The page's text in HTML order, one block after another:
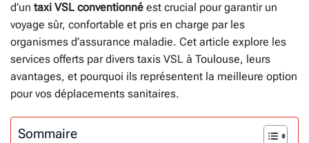
d’un taxi VSL conventionné est crucial pour garantir un
voyage sûr, confortable et pris en charge par les
organismes d’assurance maladie. Cet article explore les
services offerts par divers taxis VSL à Toulouse, leurs
avantages, et pourquoi ils représentent la meilleure option
pour vos déplacements sanitaires.
Sommaire